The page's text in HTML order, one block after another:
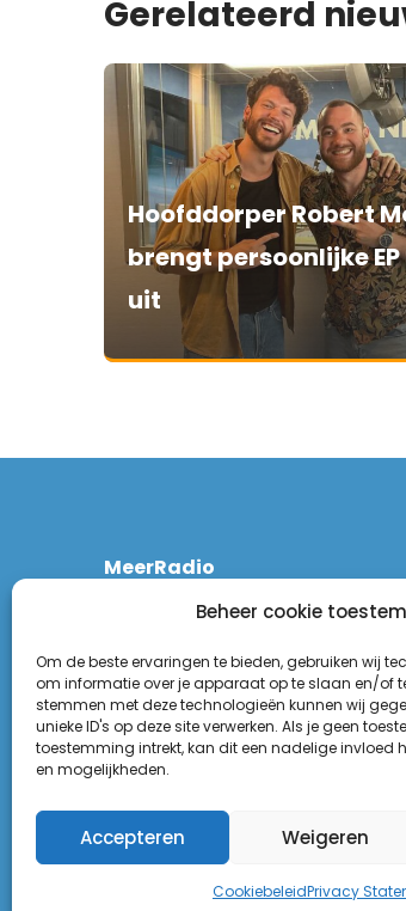
Beheer cookie
Om de beste ervaringen te bieden, gebruiken wij
om informatie over je apparaat op te slaan en/of
stemmen met deze technologieën kunnen wij
unieke ID's op deze site verwerken. Als je geen
toestemming intrekt, kan dit een nadelige invloed
en mogelijkheden.
Accepteren Weigeren
CookiebeleidPrivacy
Gerelateerd
Hoofddorper Robert
brengt persoonlijke
uit
MeerRadio
2131 CT Hoofddorp
(023) 55 55 900
Disclaimer
Privacy Statement